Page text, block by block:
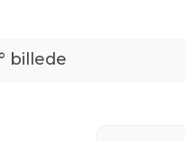
billede